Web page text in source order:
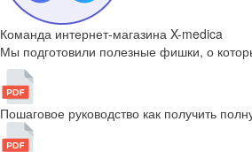
Команда интернет-магазина X-medica
Мы подготовили полезные фишки, о
Пошаговое руководство как получить